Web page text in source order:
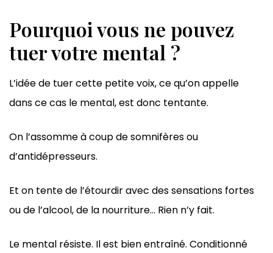
Pourquoi vous ne pouvez
tuer votre mental ?
L’idée de tuer cette petite voix, ce qu’on appelle
dans ce cas le mental, est donc tentante.
On l’assomme à coup de somnifères ou
d’antidépresseurs.
Et on tente de l’étourdir avec des sensations fortes
ou de l’alcool, de la nourriture… Rien n’y fait.
Le mental résiste. Il est bien entraîné. Conditionné